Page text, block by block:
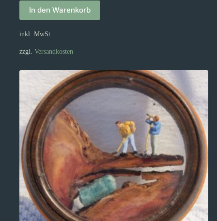
In den Warenkorb
inkl. MwSt.
zzgl. Versandkosten